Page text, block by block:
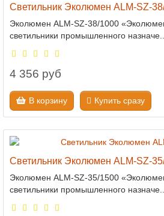
Светильник Эколюмен ALM-SZ-
Эколюмен ALM-SZ-38/1000
светильники промышленного назначе..
4 356 руб
В корзину Купить сразу
Светильник Эколюмен ALM-SZ-
Эколюмен ALM-SZ-35/1500
светильники промышленного назначе..